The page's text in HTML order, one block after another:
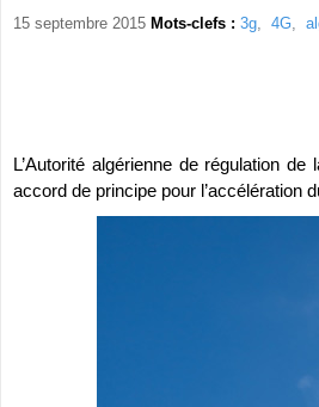
15 septembre 2015 Mots-clefs : 3g, 4G,
L’Autorité algérienne de régulation
accord de principe pour l’accélération